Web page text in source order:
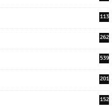
113
262
539
201
152